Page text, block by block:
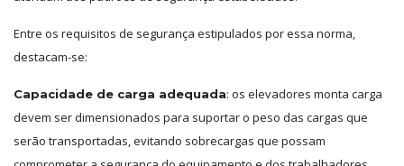
Entre os requisitos de segurança estipulados por essa norma,
destacam-se:
Capacidade de carga adequada: os elevadores monta carga
devem ser dimensionados para suportar o peso das cargas que
serão transportadas, evitando sobrecargas que possam